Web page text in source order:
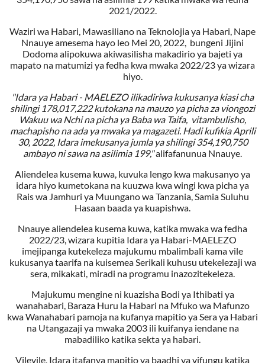
2021/2022.
Waziri wa Habari, Mawasiliano na Teknolojia ya Habari, Nape
Nnauye amesema hayo leo Mei 20, 2022, bungeni Jijini
Dodoma alipokuwa akiwasilisha makadirio ya bajeti ya
mapato na matumizi ya fedha kwa mwaka 2022/23 ya wizara
hiyo.
"Idara ya Habari - MAELEZO ilikadiriwa kukusanya kiasi cha
shilingi 178,017,222 kutokana na mauzo ya picha za viongozi
Wakuu wa Nchi na picha ya Baba wa Taifa, vitambulisho,
machapisho na ada ya mwaka ya magazeti. Hadi kufikia Aprili
30, 2022, Idara imekusanya jumla ya shilingi 354,190,750
ambayo ni sawa na asilimia 199,"alifafanunua Nnauye.
Aliendelea kusema kuwa, kuvuka lengo kwa makusanyo ya
idara hiyo kumetokana na kuuzwa kwa wingi kwa picha ya
Rais wa Jamhuri ya Muungano wa Tanzania, Samia Suluhu
Hasaan baada ya kuapishwa.
Nnauye aliendelea kusema kuwa, katika mwaka wa fedha
2022/23, wizara kupitia Idara ya Habari-MAELEZO
imejipanga kutekeleza majukumu mbalimbali kama vile
kukusanya taarifa na kuisemea Serikali kuhusu utekelezaji wa
sera, mikakati, miradi na programu inazozitekeleza.
Majukumu mengine ni kuazisha Bodi ya Ithibati ya
wanahabari, Baraza Huru la Habari na Mfuko wa Mafunzo
kwa Wanahabari pamoja na kufanya mapitio ya Sera ya Habari
na Utangazaji ya mwaka 2003 ili kuifanya iendane na
mabadiliko katika sekta ya habari.
Vilevile, Idara itafanya mapitio ya baadhi ya vifungu katika